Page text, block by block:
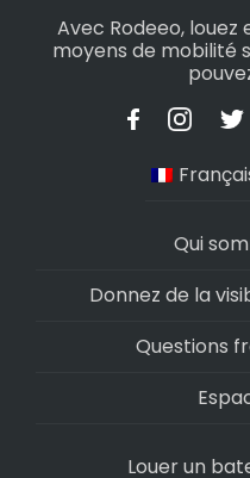
Avec Rodeeo, louez
moyens de mobilité
Qui
Donnez de la
Questions
Louer un